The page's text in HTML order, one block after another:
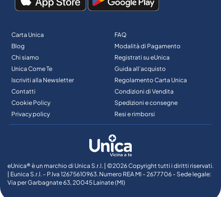
Carta Unica
Blog
Chi siamo
Unica Come Te
Iscriviti alla Newsletter
Contatti
Cookie Policy
Privacy policy
FAQ
Modalità di Pagamento
Registrati su eUnica
Guida all’acquisto
Regolamento Carta Unica
Condizioni di Vendita
Spedizioni e consegne
Resi e rimborsi
eUnica® è un marchio di Unica S.r.l. | ©2026 Copyright tutti i diritti riservati.
| Eunica S.r.l. - P.Iva 12675610963. Numero REA MI - 2677706 - Sede legale:
Via per Garbagnate 63, 20045 Lainate (MI)